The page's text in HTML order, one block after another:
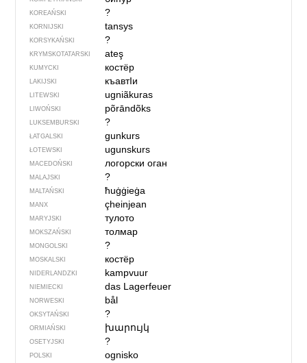
KOREAŃSKI ?
KORNIJSKI tansys
KORSYKAŃSKI ?
KRYMSKOTATARSKI ateş
KUMYCKI костёр
LAKIJSKI къавтIи
LITEWSKI ugniãkuras
LIWOŃSKI põrāndõks
LUKSEMBURSKI ?
ŁATGALSKI gunkurs
ŁOTEWSKI ugunskurs
MACEDOŃSKI логорски оган
MALAJSKI ?
MALTAŃSKI ħuġġieġa
MANX çheinjean
MARYJSKI тулото
MOKSZAŃSKI толмар
MONGOLSKI ?
MOSKALSKI костёр
NIDERLANDZKI kampvuur
NIEMIECKI das Lagerfeuer
NORWESKI bål
OKSYTAŃSKI ?
ORMIAŃSKI խարույկ
OSETYJSKI ?
POLSKI ognisko